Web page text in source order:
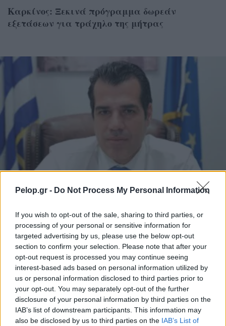
Pelop.gr - Do Not Process My Personal Information
If you wish to opt-out of the sale, sharing to third parties, or
processing of your personal or sensitive information for
targeted advertising by us, please use the below opt-out
section to confirm your selection. Please note that after your
opt-out request is processed you may continue seeing
interest-based ads based on personal information utilized by
us or personal information disclosed to third parties prior to
your opt-out. You may separately opt-out of the further
disclosure of your personal information by third parties on the
IAB’s list of downstream participants. This information may
also be disclosed by us to third parties on the IAB’s List of
Καρκίνος: Ξεκινά πρόγραμμα δωρεάν
εξετάσεων για τράχηλο της μήτρας
LIFE
Υπουργείο Υγείας: Δωρεάν προληπτικές
εξετάσεις για τον καρκίνο τραχήλου της
μήτρας – SMS μέσα στον Δεκέμβριο στις
ηλικίες 21 έως 65 ετών